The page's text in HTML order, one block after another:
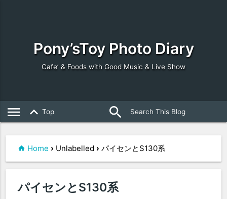
Pony’sToy Photo Diary
Cafe’ & Foods with Good Music & Live Show
menu keyboard_arrow_up Top search
Home › Unlabelled › パイセンとS130系
パイセンとS130系